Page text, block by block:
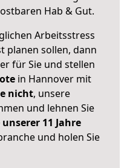
Hab & Gut.
Arbeitsstress
planen sollen, dann
für Sie und stellen
in Hannover mit
nicht, unsere
und lehnen Sie
11 Jahre
und holen Sie